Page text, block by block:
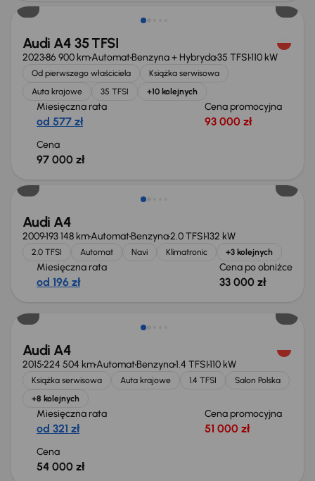
Audi A4 35 TFSI
202386 900 kmAutomatBenzyna + Hybryda35 TFSI110 kW
Od pierwszego właściciela
Książka serwisowa
Auta krajowe
35 TFSI +10 kolejnych
Miesięczna rata
od 577 zł
Cena promocyjna
93 000 zł
Cena
97 000 zł
Audi A4
2009193 148 kmAutomatBenzyna2.0 TFSI132 kW
2.0 TFSI Automat Navi Klimatronic +3 kolejnych
Miesięczna rata
od 196 zł
Cena po obniżce
33 000 zł
Audi A4
2015224 504 kmAutomatBenzyna1.4 TFSI110 kW
Książka serwisowa Auta krajowe 1.4 TFSI
Salon Polska
+8 kolejnych
Miesięczna rata
od 321 zł
Cena promocyjna
51 000 zł
Cena
54 000 zł